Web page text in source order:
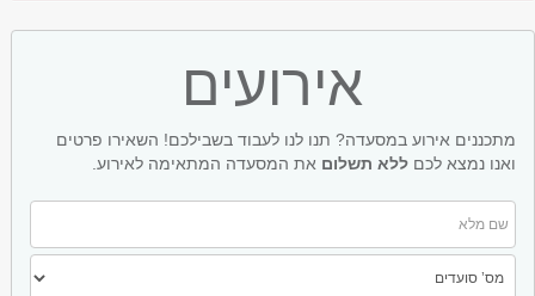
אירועים
מתכננים אירוע במסעדה? תנו לנו לעבוד בשבילכם! השאירו פרטים
ואנו נמצא לכם ללא תשלום את המסעדה המתאימה לאירוע.